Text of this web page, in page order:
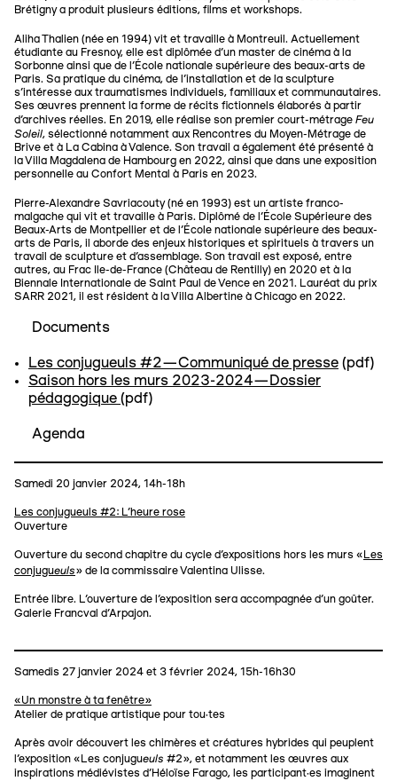
Brétigny a produit plusieurs éditions, films et workshops.
Aliha Thalien (née en 1994) vit et travaille à Montreuil. Actuellement
étudiante au Fresnoy, elle est diplômée d’un master de cinéma à la
Sorbonne ainsi que de l’École nationale supérieure des beaux-arts de
Paris. Sa pratique du cinéma, de l’installation et de la sculpture
s’intéresse aux traumatismes individuels, familiaux et communautaires.
Ses œuvres prennent la forme de récits fictionnels élaborés à partir
d’archives réelles. En 2019, elle réalise son premier court-métrage Feu
Soleil, sélectionné notamment aux Rencontres du Moyen-Métrage de
Brive et à La Cabina à Valence. Son travail a également été présenté à
la Villa Magdalena de Hambourg en 2022, ainsi que dans une exposition
personnelle au Confort Mental à Paris en 2023.
Pierre-Alexandre Savriacouty (né en 1993) est un artiste franco-
malgache qui vit et travaille à Paris. Diplômé de l’École Supérieure des
Beaux-Arts de Montpellier et de l’École nationale supérieure des beaux-
arts de Paris, il aborde des enjeux historiques et spirituels à travers un
travail de sculpture et d’assemblage. Son travail est exposé, entre
autres, au Frac Ile-de-France (Château de Rentilly) en 2020 et à la
Biennale Internationale de Saint Paul de Vence en 2021. Lauréat du prix
SARR 2021, il est résident à la Villa Albertine à Chicago en 2022.
Documents
Les conjugueuls #2—Communiqué de presse (pdf)
Saison hors les murs 2023-2024—Dossier
pédagogique (pdf)
Agenda
Samedi 20 janvier 2024, 14h-18h
Les conjugueuls #2: L'heure rose
Ouverture
Ouverture du second chapitre du cycle d'expositions hors les murs « Les
conjugueuls» de la commissaire Valentina Ulisse.
Entrée libre. L'ouverture de l'exposition sera accompagnée d'un goûter.
Galerie Francval d'Arpajon.
Samedis 27 janvier 2024 et 3 février 2024, 15h-16h30
«Un monstre à ta fenêtre»
Atelier de pratique artistique pour tou·tes
Après avoir découvert les chimères et créatures hybrides qui peuplent
l’exposition «Les conjugueuls #2», et notamment les œuvres aux
inspirations médiévistes d’Héloïse Farago, les participant·es imaginent